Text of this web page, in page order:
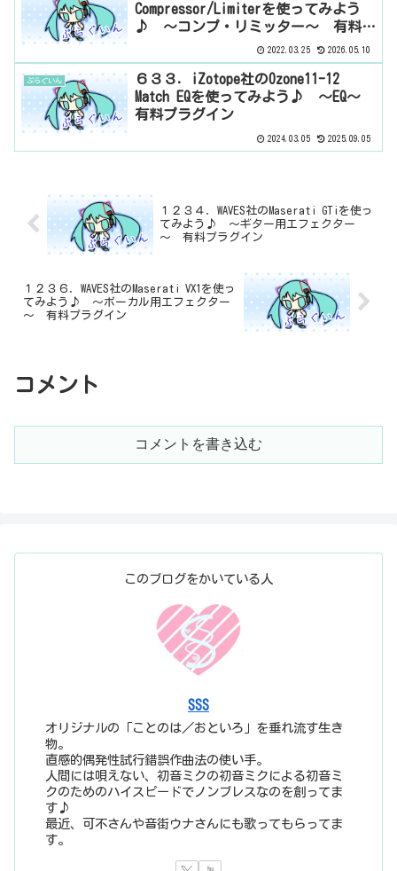
Compressor/Limiterを使ってみよう
♪ ～コンプ・リミッター～ 有料プ
2022.03.25 2026.05.10
ぷらぐいん
６３３．iZotope社のOzone11-12
Match EQを使ってみよう♪ ～EQ～
有料プラグイン
2024.03.05 2025.09.05
１２３４．WAVES社のMaserati GTiを使っ
てみよう♪ ～ギター用エフェクター
～ 有料プラグイン
１２３６．WAVES社のMaserati VX1を使っ
てみよう♪ ～ボーカル用エフェクター
～ 有料プラグイン
コメント
コメントを書き込む
このブログをかいている人
SSS
オリジナルの「ことのは／おといろ」を垂れ流す生き
物。
直感的偶発性試行錯誤作曲法の使い手。
人間には唄えない、初音ミクの初音ミクによる初音ミ
クのためのハイスピードでノンブレスなのを創ってま
す♪
最近、可不さんや音街ウナさんにも歌ってもらってま
す。